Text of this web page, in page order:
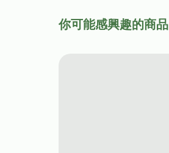
你可能感興趣的商品